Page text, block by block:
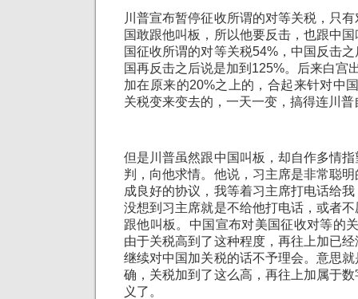
川普宣布暂停征收所谓的对等关税，只
国敢跟他叫板，所以他要反击，也跟中
国征收所谓的对等关税54%，中国反击
国再反击之后说是加到125%。后来白宫
加在原来的20%之上的，合起来针对中
关税变来变去的，一天一变，搞得连川
但是川普虽然跟中国叫板，却自作多情
判，向他求情。他说，习主席是非常聪
成良好的协议，我等着习主席打电话给
没想到习主席就是不给他打电话，或者
跟他叫板。中国宣布对美国征收对等的
由于关税高到了这种程度，再往上加已
继续对中国加关税的话不予理会。意思
确，关税加到了这么高，再往上加属于
义了。